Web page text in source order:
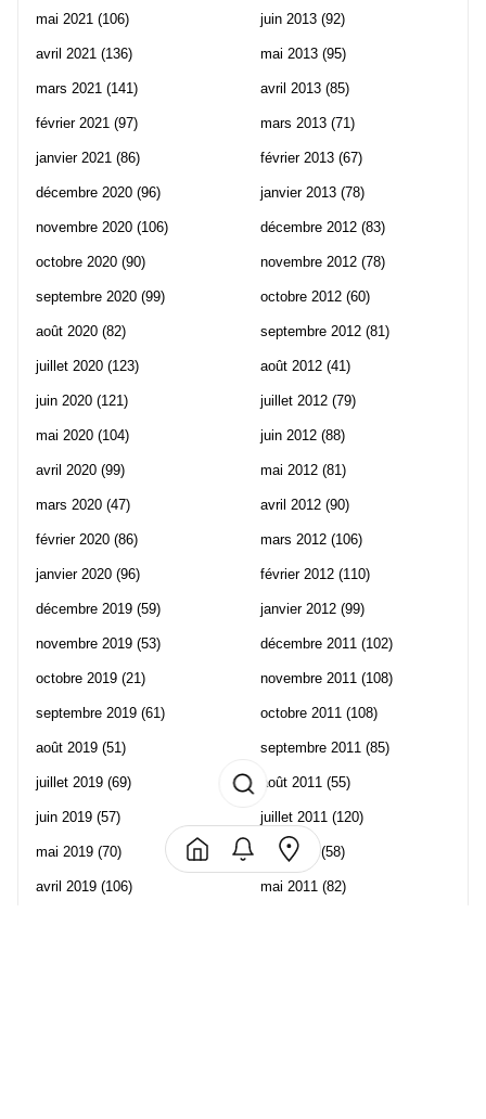
mai 2021 (106)
avril 2021 (136)
mars 2021 (141)
février 2021 (97)
janvier 2021 (86)
décembre 2020 (96)
novembre 2020 (106)
octobre 2020 (90)
septembre 2020 (99)
août 2020 (82)
juillet 2020 (123)
juin 2020 (121)
mai 2020 (104)
avril 2020 (99)
mars 2020 (47)
février 2020 (86)
janvier 2020 (96)
décembre 2019 (59)
novembre 2019 (53)
octobre 2019 (21)
septembre 2019 (61)
août 2019 (51)
juillet 2019 (69)
juin 2019 (57)
mai 2019 (70)
avril 2019 (106)
juin 2013 (92)
mai 2013 (95)
avril 2013 (85)
mars 2013 (71)
février 2013 (67)
janvier 2013 (78)
décembre 2012 (83)
novembre 2012 (78)
octobre 2012 (60)
septembre 2012 (81)
août 2012 (41)
juillet 2012 (79)
juin 2012 (88)
mai 2012 (81)
avril 2012 (90)
mars 2012 (106)
février 2012 (110)
janvier 2012 (99)
décembre 2011 (102)
novembre 2011 (108)
octobre 2011 (108)
septembre 2011 (85)
août 2011 (55)
juillet 2011 (120)
juin 2011 (58)
mai 2011 (82)